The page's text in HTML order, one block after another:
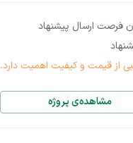
فرصت ارسال پیشنهاد
از قیمت و کیفیت اهمیت دارد.
مشاهده‌ی پروژه